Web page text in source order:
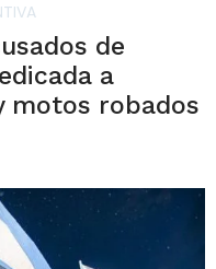
de
a
motos robados